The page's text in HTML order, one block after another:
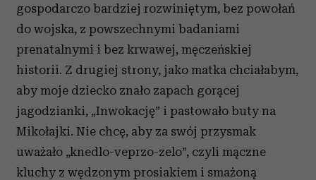
gospodarczo bardziej rozwiniętym, bez powołań
do wojska, z powszechnymi badaniami
prenatalnymi i bez krwawej, męczeńskiej
historii. Z drugiej strony, jako matka chciałabym,
aby moje dziecko znało zapach gorącej
jagodzianki, „Inwokację” i pastowało buty na
Mikołajki. Nie chcę, aby za swój przysmak
uważało „knedlo-veprzo-zelo”, czyli mączne
kluchy z wędzonym prosiakiem i smażoną